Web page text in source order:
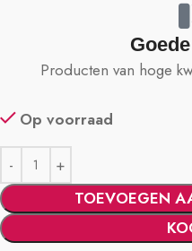
Producten van hoge
Op voorraad
TOEVOEGEN